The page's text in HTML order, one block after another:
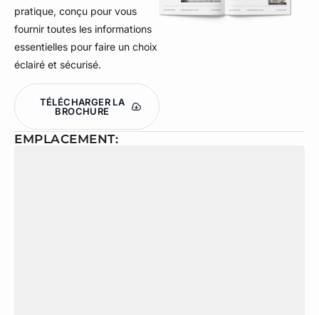
pratique, conçu pour vous
fournir toutes les informations
essentielles pour faire un choix
éclairé et sécurisé.
TÉLÉCHARGER LA
BROCHURE
EMPLACEMENT: